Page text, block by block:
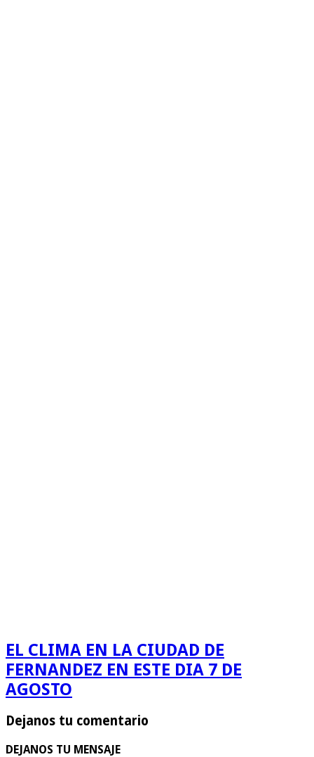
EL CLIMA EN LA CIUDAD DE
FERNANDEZ EN ESTE DIA 7 DE
AGOSTO
Dejanos tu comentario
DEJANOS TU MENSAJE